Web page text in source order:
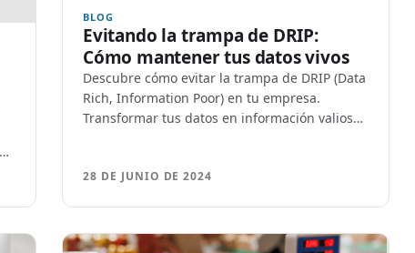
BLOG
Evitando la trampa de DRIP:
Cómo mantener tus datos vivos
Descubre cómo evitar la trampa de DRIP (Data
Rich, Information Poor) en tu empresa.
Transformar tus datos en información valiosa
28 DE JUNIO DE 2024